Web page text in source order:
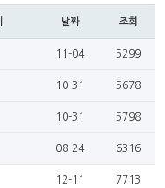
날짜 조회
11-04 5299
10-31 5678
10-31 5798
08-24 6316
12-11 7713